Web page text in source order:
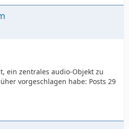
ein zentrales audio-Objekt zu
vorgeschlagen habe: Posts 29